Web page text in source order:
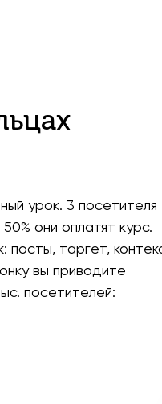
урок. 3 посетителя
они оплатят курс.
таргет,
вы приводите
посетителей: